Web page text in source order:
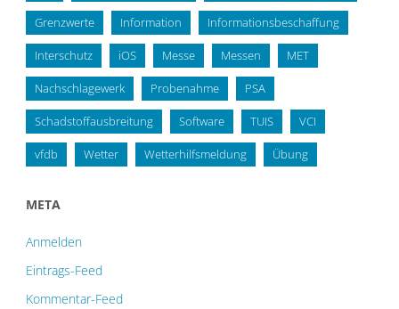
Grenzwerte Information Informationsbeschaffung
Interschutz iOS Messe Messen MET
Nachschlagewerk Probenahme PSA
Schadstoffausbreitung Software TUIS VCI
vfdb Wetter Wetterhilfsmeldung Übung
META
Anmelden
Eintrags-Feed
Kommentar-Feed